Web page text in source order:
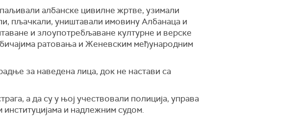
албанске цивилне жртве, узимали
пљачкали, уништавали имовину Албанаца и
и злоупотребљаване културне и верске
ратовања и Женевским међународним
за наведена лица, док не настави са
а да су у њој учествовали полиција, управа
и надлежним судом.